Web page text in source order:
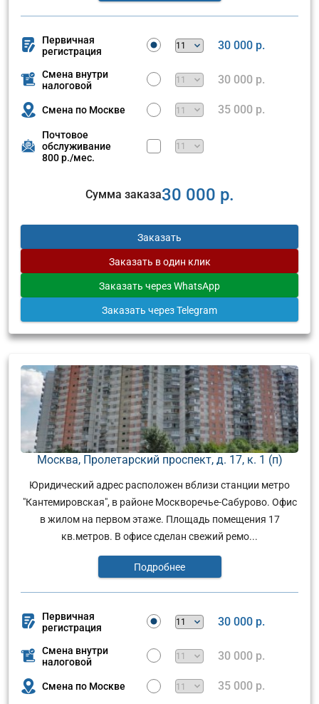
Первичная
регистрация
30 000 р.
Смена внутри
налоговой
30 000 р.
Смена по Москве 35 000 р.
Почтовое
обслуживание
800 р./мес.
Сумма заказа30 000 р.
Заказать
Заказать в один клик
Заказать через WhatsApp
Заказать через Telegram
Москва, Пролетарский проспект, д. 17, к. 1 (п)
Юридический адрес расположен вблизи станции метро
"Кантемировская", в районе Москворечье-Сабурово. Офис
в жилом на первом этаже. Площадь помещения 17
кв.метров. В офисе сделан свежий ремо...
Подробнее
Первичная
регистрация
30 000 р.
Смена внутри
налоговой
30 000 р.
Смена по Москве 35 000 р.